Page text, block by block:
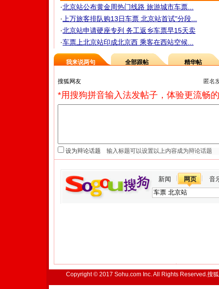
·北京站公布黄金周热门线路 旅游城市车票...
· 上万旅客排队购13日车票 北京站首试"分段...
·北京站申请硬座专列 务工返乡车票早15天卖
·车票上北京站印成北京西 乘客在西站空候...
我来说两句 全部跟帖 精华帖
匿名
*用搜狗拼音输入法发帖子，体验更流畅
设为辩论话题
新闻 网页 音
Copyright © 2017 Sohu.com Inc. All Rights Reserved.搜